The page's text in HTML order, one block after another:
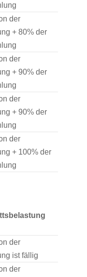
der
+ 80% der
der
+ 90% der
der
+ 90% der
der
+ 100% der
der
ist fällig
der